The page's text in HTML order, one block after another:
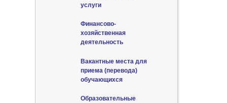
услуги
Финансово-
хозяйственная
деятельность
Вакантные места для
приема (перевода)
обучающихся
Образовательные